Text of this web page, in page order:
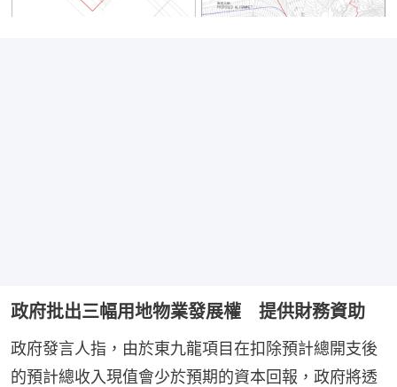
政府批出三幅用地物業發展權 提供財務資助
政府發言人指，由於東九龍項目在扣除預計總開支後
的預計總收入現值會少於預期的資本回報，政府將透